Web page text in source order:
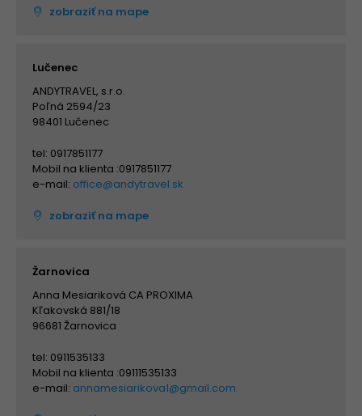
zobraziť na mape
Lučenec
ANDYTRAVEL, s.r.o.
Poľná 2594/23
98401 Lučenec
tel: 0917851177
Mobil na klienta :0917851177
e-mail: office@andytravel.sk
zobraziť na mape
Žarnovica
Anna Mesiariková CA PROXIMA
Kľakovská 881/18
96681 Žarnovica
tel: 0911535133
Mobil na klienta :09111535133
e-mail: annamesiarikova1@gmail.com